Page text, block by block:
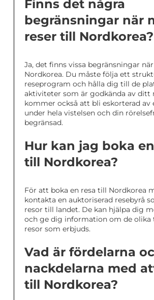
Finns det några
begränsningar när
reser till Nordkorea?
Ja, det finns vissa begränsningar
Nordkorea. Du måste följa ett
reseprogram och hålla dig till de
aktiviteter som är godkända av ditt
kommer också att bli eskorterad av
under hela vistelsen och din
begränsad.
Hur kan jag boka
till Nordkorea?
För att boka en resa till Nordkorea
kontakta en auktoriserad resebyrå
resor till landet. De kan hjälpa dig
och ge dig information om de olika
resor som erbjuds.
Vad är fördelarna
nackdelarna med
till Nordkorea?